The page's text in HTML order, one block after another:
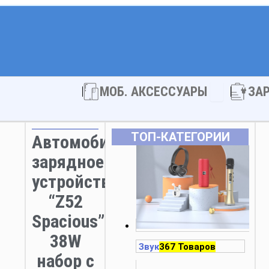
МОБ. АКСЕССУАРЫ Open МОБ.
Автомобильное
зарядное
устройство
“Z52
Spacious”
38W
набор с
ТОП‑КАТЕГОРИИ
Звук367 Товаров